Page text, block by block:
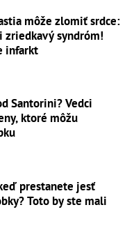
môže zlomiť srdce:
zriedkavý syndróm!
infarkt
Santorini? Vedci
ktoré môžu
prestanete jesť
Toto by ste mali